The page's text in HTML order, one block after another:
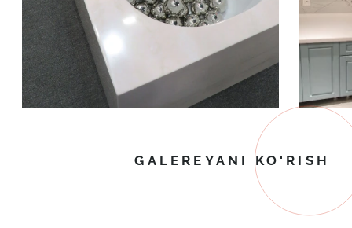
GALEREYANI KO'RISH